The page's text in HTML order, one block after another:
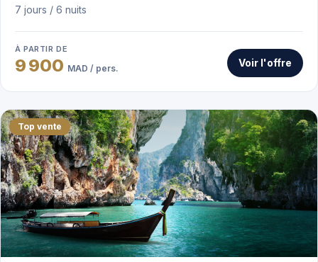
7 jours / 6 nuits
À PARTIR DE
9 900 MAD / pers. Voir l'offre
Top vente